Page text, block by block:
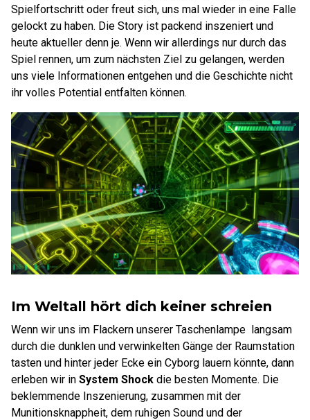
Spielfortschritt oder freut sich, uns mal wieder in eine Falle
gelockt zu haben. Die Story ist packend inszeniert und
heute aktueller denn je. Wenn wir allerdings nur durch das
Spiel rennen, um zum nächsten Ziel zu gelangen, werden
uns viele Informationen entgehen und die Geschichte nicht
ihr volles Potential entfalten können.
Im Weltall hört dich keiner schreien
Wenn wir uns im Flackern unserer Taschenlampe langsam
durch die dunklen und verwinkelten Gänge der Raumstation
tasten und hinter jeder Ecke ein Cyborg lauern könnte, dann
erleben wir in System Shock die besten Momente. Die
beklemmende Inszenierung, zusammen mit der
Munitionsknappheit, dem ruhigen Sound und der